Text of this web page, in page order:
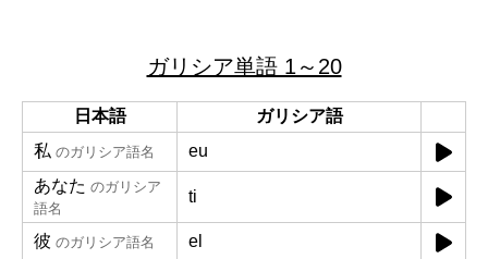
ガリシア単語 1～20
日本語
ガリシア語
私 のガリシア語名
eu
あなた のガリシア
語名
ti
彼 のガリシア語名
el